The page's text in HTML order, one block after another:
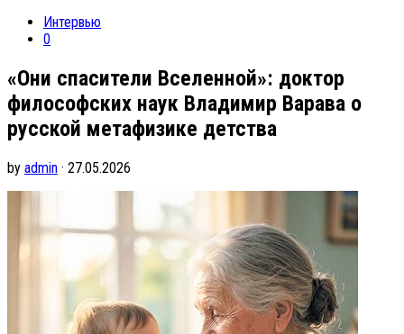
Интервью
0
«Они спасители Вселенной»: доктор
философских наук Владимир Варава о
русской метафизике детства
by admin · 27.05.2026